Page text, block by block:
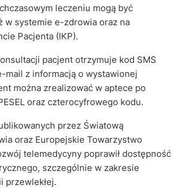
leczeniu mogą być
w systemie e-zdrowia oraz na
Pacjenta (IKP).
pacjent otrzymuje kod SMS
mail z informacją o wystawionej
można zrealizować w aptece po
oraz czterocyfrowego kodu.
przez Światową
oraz Europejskie Towarzystwo
telemedycyny poprawił dostępność
szczególnie w zakresie
przewlekłej.